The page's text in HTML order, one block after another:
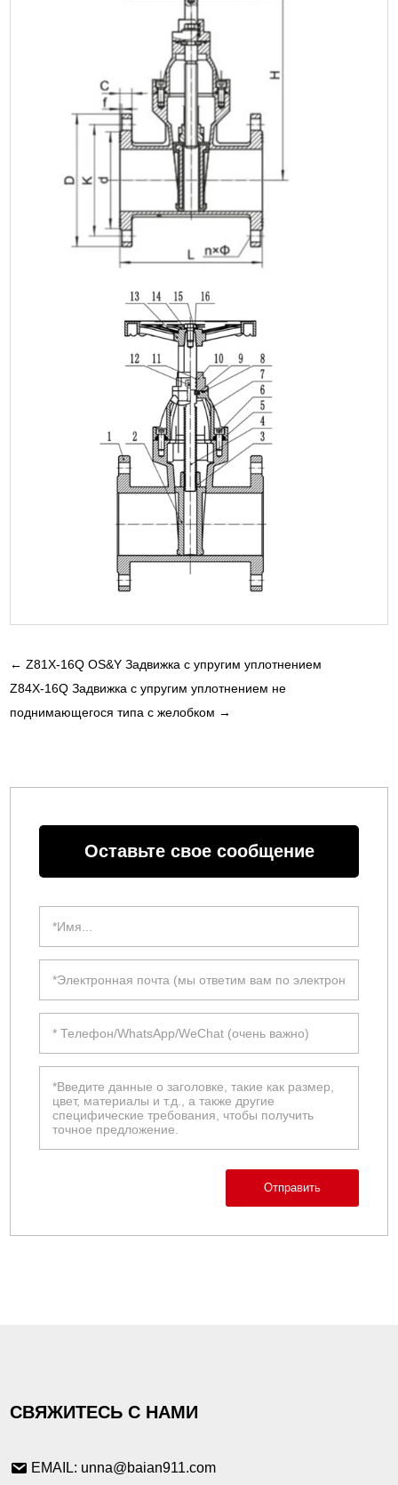
←Z81X-16Q OS&Y Задвижка с упругим уплотнением
Z84X-16Q Задвижка с упругим уплотнением не
поднимающегося типа с желобком →
Оставьте свое сообщение
Отправить
СВЯЖИТЕСЬ С НАМИ
EMAIL: unna@baian911.com